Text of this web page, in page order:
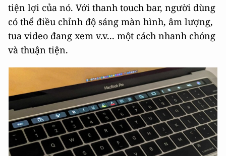
tiện lợi của nó. Với thanh touch bar, người dùng
có thể điều chỉnh độ sáng màn hình, âm lượng,
tua video đang xem v.v... một cách nhanh chóng
và thuận tiện.